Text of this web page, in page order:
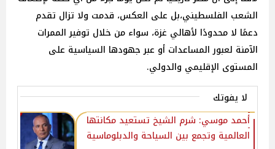
الشعب الفلسطيني،بل على العكس، قدمت ولا تزال تقدم
دعمًا لا محدودًا لأهالي غزة، سواء من خلال توفير الممرات
الآمنة لعبور المساعدات أو عبر جهودها السياسية على
المستوى الإقليمي والدولي.
لا يفوتك
أحمد موسي: شرم الشيخ تستعيد مكانتها
العالمية وتجمع بين السياحة والدبلوماسية‎